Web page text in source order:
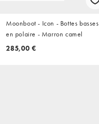
Moonboot - Icon - Bottes basses
en polaire - Marron camel
285,00 €